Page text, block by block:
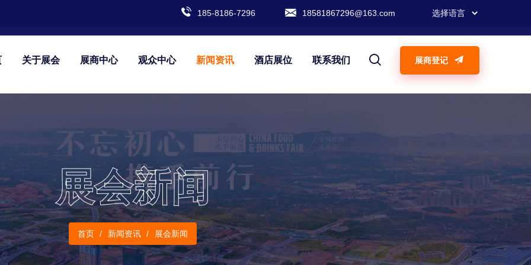
185-8186-7296 18581867296@163.com
关于展会 展商中心 观众中心 新闻资讯 酒店展位 联系我们 展商登记
展会新闻
首页 新闻资讯 展会新闻